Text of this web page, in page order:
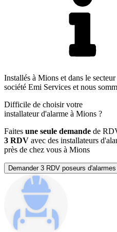
Installés à Mions et dans le
société Emi Services et nous
Difficile de choisir votre
installateur d'alarme à Mions ?
Faites une seule demande de
3 RDV avec des installateurs
près de chez vous à Mions
Demander 3 RDV poseurs d'alarmes